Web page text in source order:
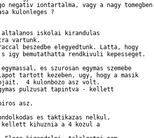
negativ iontartalma, vagy a nagy tomegben
kulonleges ?
altalanos iskolai kirandulas
vartunk.
beszedbe elegyedtunk. Latta, hogy
igy bemutathatta rendkivuli kepesseget.
es szurosan egymas szemebe
tartott kezeben, ugy, hogy a masik
4 kulonbozo asz volt.
pulzusat tapintva - kellett
asz.
es taktikazas nelkul,
kihuznia a 4 kozul a